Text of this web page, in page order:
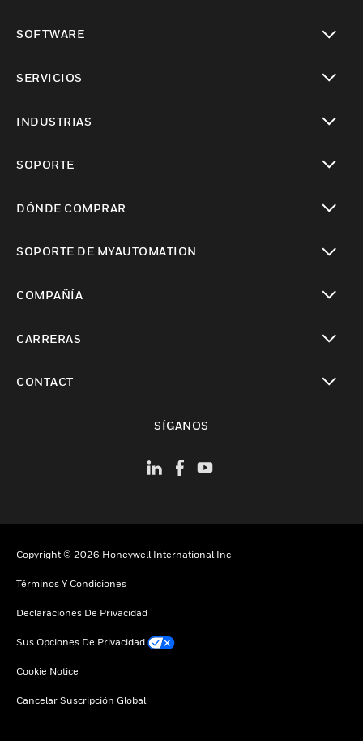
SOFTWARE
SERVICIOS
INDUSTRIAS
SOPORTE
DÓNDE COMPRAR
SOPORTE DE MYAUTOMATION
COMPAÑÍA
CARRERAS
CONTACT
SÍGANOS
Copyright © 2026 Honeywell International Inc
Términos Y Condiciones
Declaraciones De Privacidad
Sus Opciones De Privacidad
Cookie Notice
Cancelar Suscripción Global